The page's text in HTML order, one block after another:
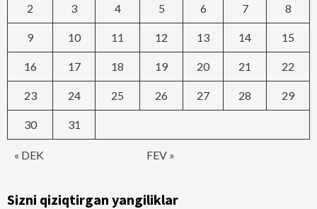
« DEK FEV »
2 3 4 5 6 7 8
9 10 11 12 13 14 15
16 17 18 19 20 21 22
23 24 25 26 27 28 29
30 31
Sizni qiziqtirgan yangiliklar